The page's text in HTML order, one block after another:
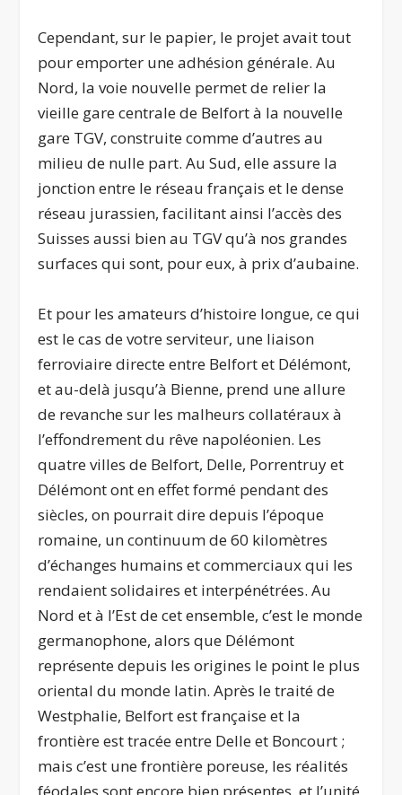
Cependant, sur le papier, le projet avait tout
pour emporter une adhésion générale. Au
Nord, la voie nouvelle permet de relier la
vieille gare centrale de Belfort à la nouvelle
gare TGV, construite comme d’autres au
milieu de nulle part. Au Sud, elle assure la
jonction entre le réseau français et le dense
réseau jurassien, facilitant ainsi l’accès des
Suisses aussi bien au TGV qu’à nos grandes
surfaces qui sont, pour eux, à prix d’aubaine.
Et pour les amateurs d’histoire longue, ce qui
est le cas de votre serviteur, une liaison
ferroviaire directe entre Belfort et Délémont,
et au-delà jusqu’à Bienne, prend une allure
de revanche sur les malheurs collatéraux à
l’effondrement du rêve napoléonien. Les
quatre villes de Belfort, Delle, Porrentruy et
Délémont ont en effet formé pendant des
siècles, on pourrait dire depuis l’époque
romaine, un continuum de 60 kilomètres
d’échanges humains et commerciaux qui les
rendaient solidaires et interpénétrées. Au
Nord et à l’Est de cet ensemble, c’est le monde
germanophone, alors que Délémont
représente depuis les origines le point le plus
oriental du monde latin. Après le traité de
Westphalie, Belfort est française et la
frontière est tracée entre Delle et Boncourt ;
mais c’est une frontière poreuse, les réalités
féodales sont encore bien présentes, et l’unité